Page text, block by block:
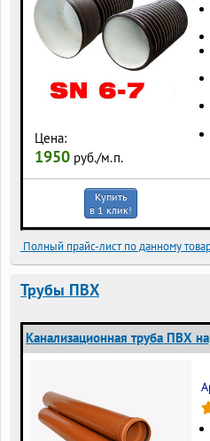
Цена:
1950 руб./м.п.
Купить
в 1 клик!
Полный прайс-лист по данному
Трубы ПВХ
Канализационная труба ПВХ